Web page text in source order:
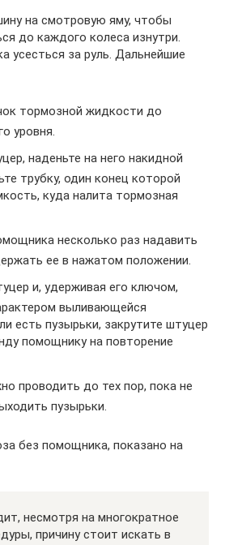
на смотровую яму, чтобы
до каждого колеса изнутри.
усесться за руль. Дальнейшие
тормозной жидкости до
уровня.
наденьте на него накидной
трубку, один конец которой
куда налита тормозная
несколько раз надавить
ее в нажатом положении.
и, удерживая его ключом,
выливающейся
есть пузырьки, закрутите штуцер
помощнику на повторение
проводить до тех пор, пока не
пузырьки.
без помощника, показано на
несмотря на многократное
причину стоит искать в